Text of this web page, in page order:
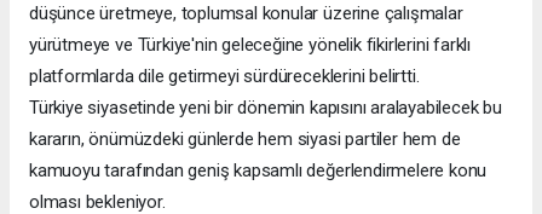
düşünce üretmeye, toplumsal konular üzerine çalışmalar
yürütmeye ve Türkiye'nin geleceğine yönelik fikirlerini farklı
platformlarda dile getirmeyi sürdüreceklerini belirtti.
Türkiye siyasetinde yeni bir dönemin kapısını aralayabilecek bu
kararın, önümüzdeki günlerde hem siyasi partiler hem de
kamuoyu tarafından geniş kapsamlı değerlendirmelere konu
olması bekleniyor.